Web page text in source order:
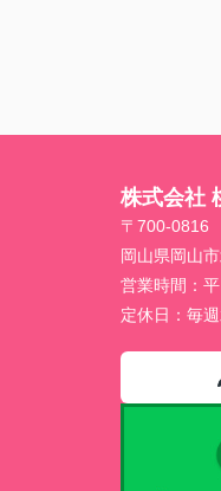
株式会社
〒700-0816
岡山県岡山
営業時間：
定休日： 毎